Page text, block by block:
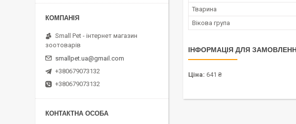
Тварина
Вікова група
ІНФОРМАЦІЯ ДЛЯ
Ціна: 641 ₴
Small Pet - інтернет магазин
зоотоварів
smallpet.ua@gmail.com
+380679073132
+380679073132